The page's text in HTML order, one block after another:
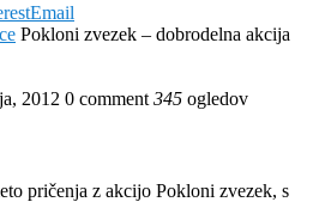
Email
Pokloni zvezek – dobrodelna akcija
2012 0 comment 345 ogledov
pričenja z akcijo Pokloni zvezek, s